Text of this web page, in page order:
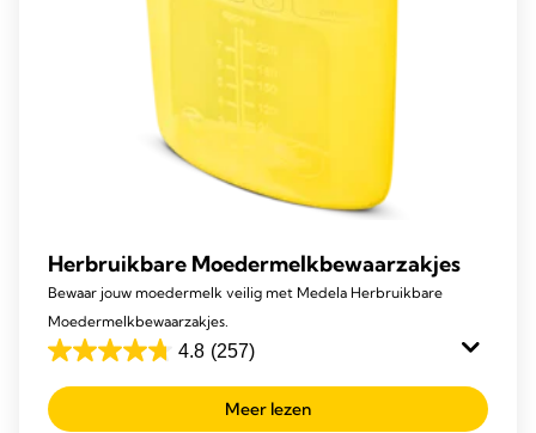
Herbruikbare Moedermelkbewaarzakjes
Bewaar jouw moedermelk veilig met Medela Herbruikbare
Moedermelkbewaarzakjes.
4.8 (257)
4.8
van
de
Meer lezen